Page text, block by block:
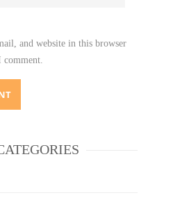
and website in this browser